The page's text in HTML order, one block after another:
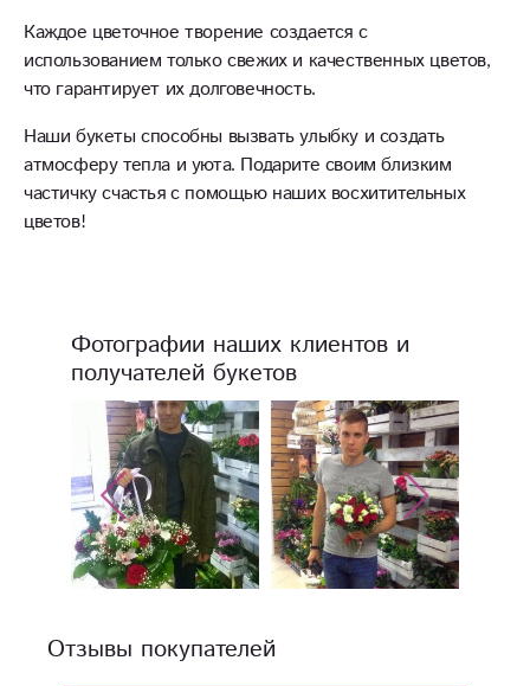
Каждое цветочное творение создается с
использованием только свежих и качественных цветов,
что гарантирует их долговечность.
Наши букеты способны вызвать улыбку и создать
атмосферу тепла и уюта. Подарите своим близким
частичку счастья с помощью наших восхитительных
цветов!
Фотографии наших клиентов и
получателей букетов
Отзывы покупателей